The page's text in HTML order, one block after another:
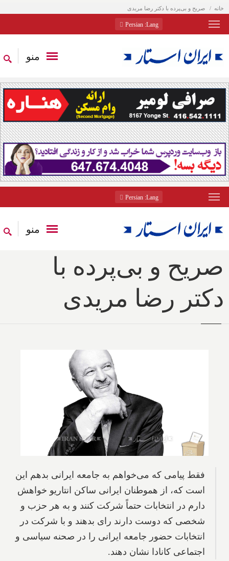
خانه صریح و بی‌پرده با دکتر رضا مریدی
Lang
: Persian
منو
Lang
: Persian
منو
صریح و بی‌پرده با
دکتر رضا مریدی
فقط پیامی که می‌خواهم به جامعه ایرانی بدهم این
است که، از هموطنان ایرانی ساکن انتاریو خواهش
دارم در انتخابات حتماً شرکت کنند و به هر حزب و
شخصی که دوست دارند رای بدهند و با شرکت در
انتخابات حضور جامعه ایرانی را در صحنه سیاسی و
اجتماعی کانادا نشان دهند.